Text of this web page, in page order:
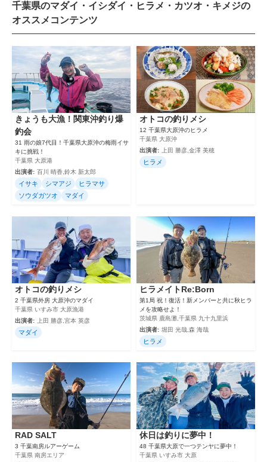
千葉県のマダイ・イシダイ・ヒラメ・カツオ・キメジの
オススメコンテンツ
きょうも大漁！関東沖釣り爆
釣会
31 雨の娘7代目！千葉県大原沖の梅雨イサ
キに挑戦！
千葉県 大原港
出演者: 百川 晴香,鈴木 新太郎
イサキ シマアジ
ヒラマサ
ソウダガツオ
マダイ
オトコの釣りメシ
12 千葉県大原沖のヒラメ
千葉県 大原沖
出演者:
上田 勝彦,金澤 美穂
ヒラメ
オトコの釣りメシ
2 千葉県外房 大原沖のマダイ
千葉県 いすみ市 大原漁港
出演者:
上田 勝彦,宮本 英彦
マダイ
ヒラメイトRe:Born
第1局 祝！復活！新メンバーと共に秋ヒラ
メを攻略せよ！
茨城県 鹿島灘,千葉県 九十九里浜
出演者: 堀田 光哉,森 海哉
ヒラメ
RAD SALT
3 千葉南房ルアーゲーム
千葉県 南房エリア
休日は釣りに夢中！
48 千葉県大原で一つテンヤに夢中！
千葉県 いすみ市 大原